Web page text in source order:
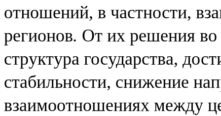
отношений, в частности,
регионов. От их решения во
структура государства,
стабильности, снижение
взаимоотношениях между